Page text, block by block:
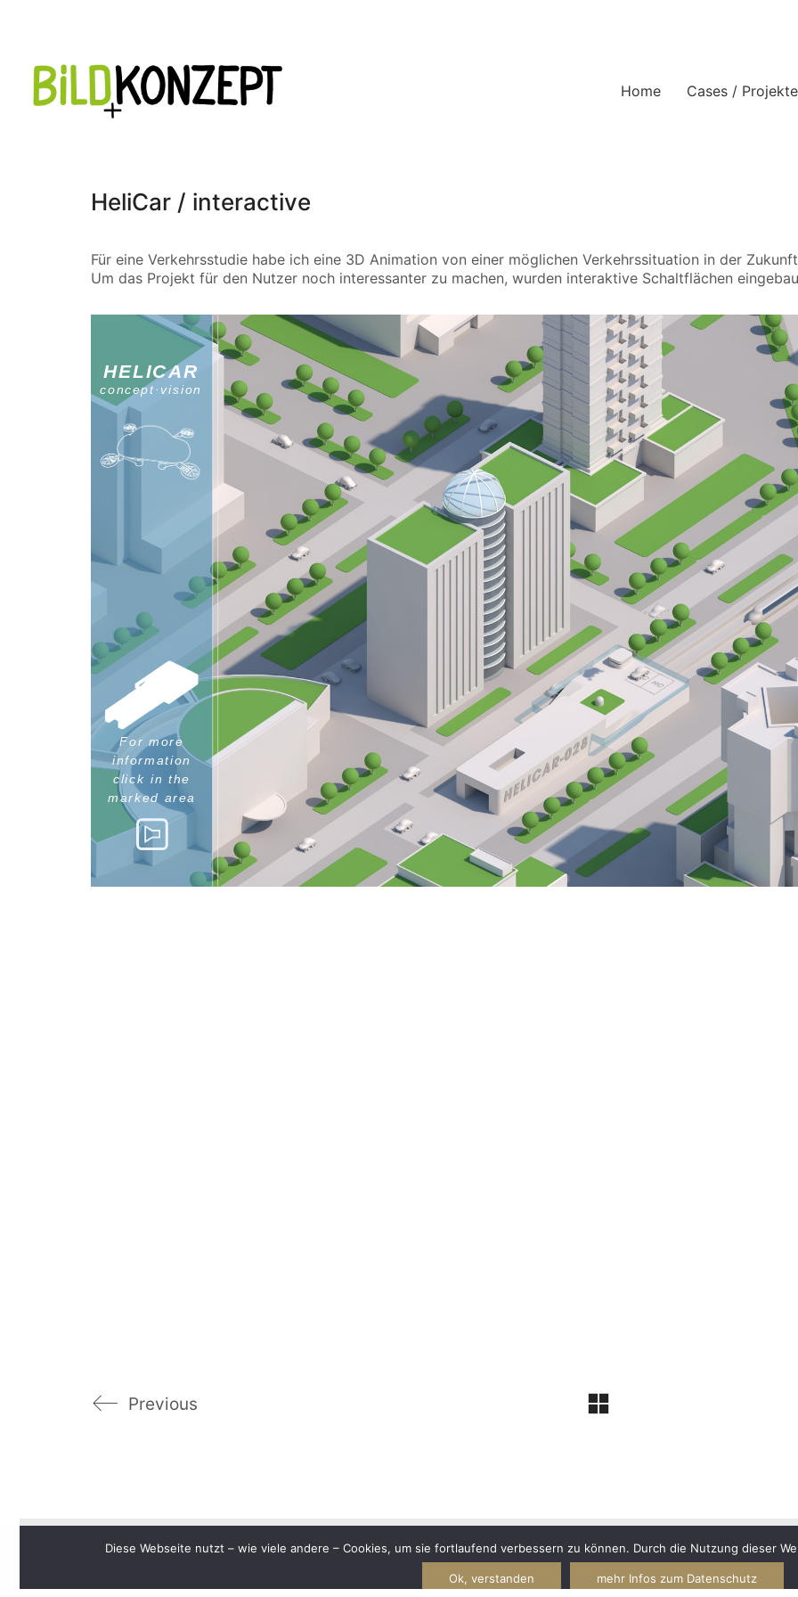
Home Cases / Projekte
HeliCar / interactive
Für eine Verkehrsstudie habe ich eine 3D Animation von einer möglichen Verkehrssituation in der
Um das Projekt für den Nutzer noch interessanter zu machen, wurden interaktive Schaltflächen
HELICAR
concept·vision
For more
information
click in the
marked area
Previous
© 2024 Manfred Liersam, Bildkonzept, All Rights Reserved
Diese Webseite nutzt – wie viele andere – Cookies, um sie fortlaufend verbessern zu können. Durch die Nutzung dieser
Ok, verstanden mehr Infos zum Datenschutz